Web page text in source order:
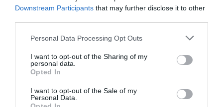
Downstream Participants that may further disclose it to other
Personal Data Processing Opt Outs
I want to opt-out of the Sharing of my
personal data.
Opted In
I want to opt-out of the Sale of my
Personal Data.